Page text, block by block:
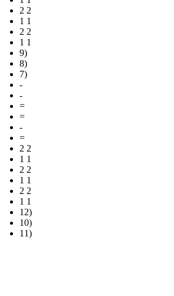
2 2
1 1
2 2
1 1
9)
8)
7)
-
-
=
=
-
=
2 2
1 1
2 2
1 1
2 2
1 1
12)
10)
11)